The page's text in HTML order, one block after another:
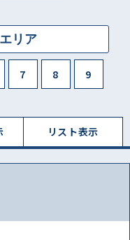
7 8 9
リスト表⽰